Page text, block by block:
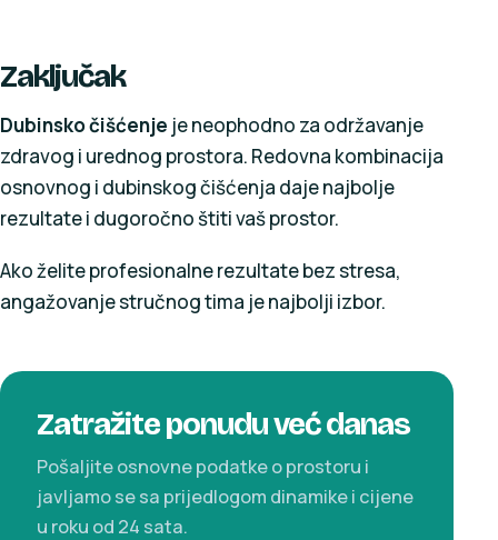
Zaključak
Dubinsko čišćenje je neophodno za održavanje
zdravog i urednog prostora. Redovna kombinacija
osnovnog i dubinskog čišćenja daje najbolje
rezultate i dugoročno štiti vaš prostor.
Ako želite profesionalne rezultate bez stresa,
angažovanje stručnog tima je najbolji izbor.
Zatražite ponudu već danas
Pošaljite osnovne podatke o prostoru i
javljamo se sa prijedlogom dinamike i cijene
u roku od 24 sata.